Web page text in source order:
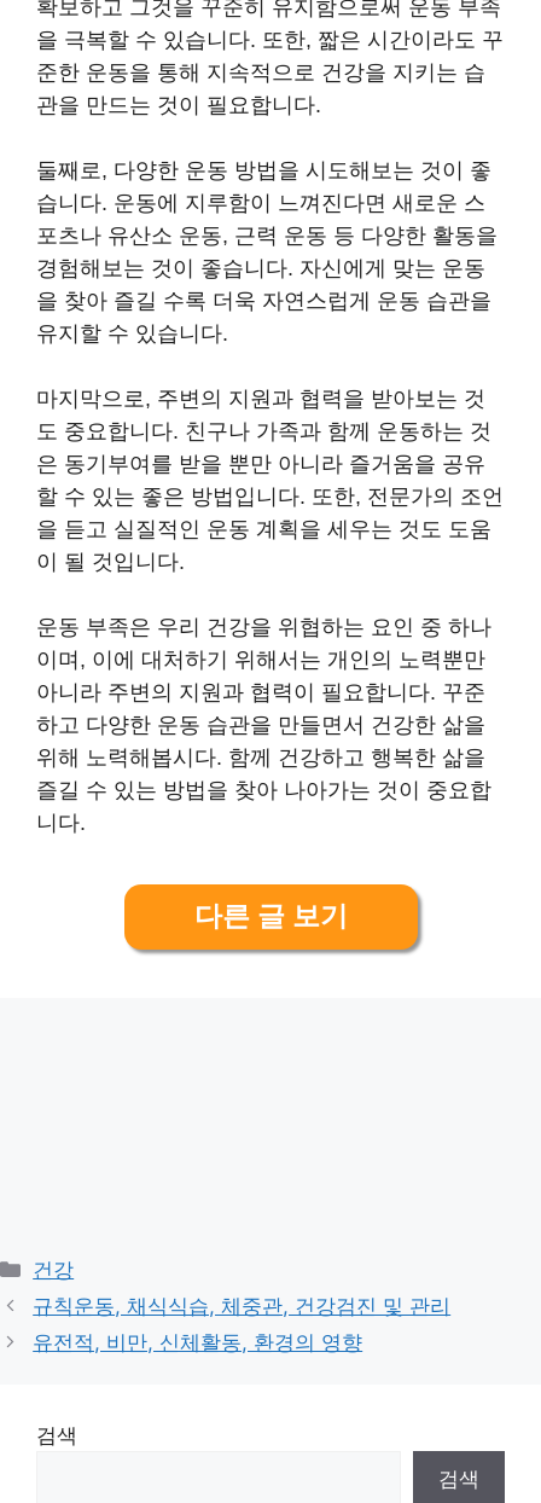
확보하고 그것을 꾸준히 유지함으로써 운동 부족
을 극복할 수 있습니다. 또한, 짧은 시간이라도 꾸
준한 운동을 통해 지속적으로 건강을 지키는 습
관을 만드는 것이 필요합니다.
둘째로, 다양한 운동 방법을 시도해보는 것이 좋
습니다. 운동에 지루함이 느껴진다면 새로운 스
포츠나 유산소 운동, 근력 운동 등 다양한 활동을
경험해보는 것이 좋습니다. 자신에게 맞는 운동
을 찾아 즐길 수록 더욱 자연스럽게 운동 습관을
유지할 수 있습니다.
마지막으로, 주변의 지원과 협력을 받아보는 것
도 중요합니다. 친구나 가족과 함께 운동하는 것
은 동기부여를 받을 뿐만 아니라 즐거움을 공유
할 수 있는 좋은 방법입니다. 또한, 전문가의 조언
을 듣고 실질적인 운동 계획을 세우는 것도 도움
이 될 것입니다.
운동 부족은 우리 건강을 위협하는 요인 중 하나
이며, 이에 대처하기 위해서는 개인의 노력뿐만
아니라 주변의 지원과 협력이 필요합니다. 꾸준
하고 다양한 운동 습관을 만들면서 건강한 삶을
위해 노력해봅시다. 함께 건강하고 행복한 삶을
즐길 수 있는 방법을 찾아 나아가는 것이 중요합
니다.
다른 글 보기
Categories
건강
규칙운동, 채식식습, 체중관, 건강검진 및 관리
유전적, 비만, 신체활동, 환경의 영향
검색
검색